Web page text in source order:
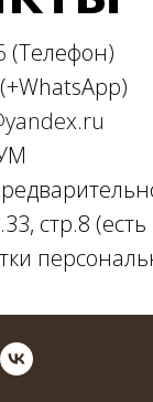
(Телефон)
(+WhatsApp)
стр.8